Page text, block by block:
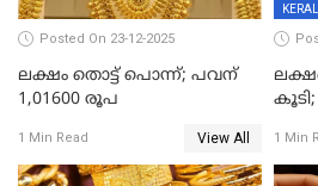
Posted On 23-12-2025
ലക്ഷം തൊട്ട് പൊന്ന്; പവന്
1,01600 രൂപ
1 Min Read View All 1 Min